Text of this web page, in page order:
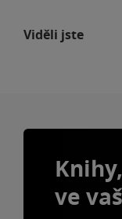
Viděli jste
ve